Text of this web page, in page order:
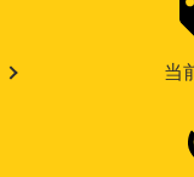
当